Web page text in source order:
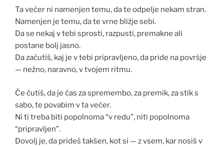
Ta večer ni namenjen temu, da te odpelje nekam stran.
Namenjen je temu, da te vrne bližje sebi.
Da se nekaj v tebi sprosti, razpusti, premakne ali
postane bolj jasno.
Da začutiš, kaj je v tebi pripravljeno, da pride na površje
— nežno, naravno, v tvojem ritmu.
Če čutiš, da je čas za spremembo, za premik, za stik s
sabo, te povabim v ta večer.
Ni ti treba biti popolnoma “v redu”, niti popolnoma
“pripravljen”.
Dovolj je, da prideš takšen, kot si — z vsem, kar nosiš v